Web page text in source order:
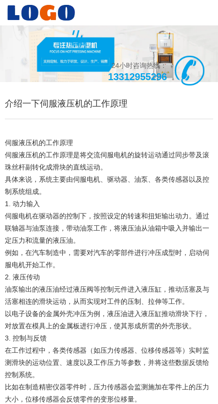
24小时咨询热线：
13312955296
介绍一下伺服液压机的工作原理
伺服液压机的工作原理
伺服液压机的工作原理是将交流伺服电机的旋转运动通过同步带及滚
珠丝杆副转化成滑块的直线运动。
具体来说，系统主要由伺服电机、驱动器、油泵、各类传感器以及控
制系统组成。
1. 动力输入
伺服电机在驱动器的控制下，按照设定的转速和扭矩输出动力。通过
联轴器与油泵连接，带动油泵工作，将液压油从油箱中吸入并输出一
定压力和流量的液压油。
例如，在汽车制造中，需要对汽车的零部件进行冲压成型时，启动伺
服电机开始工作。
2. 液压传动
油泵输出的液压油经过液压阀等控制元件进入液压缸，推动活塞及与
活塞相连的滑块运动，从而实现对工件的压制、拉伸等工作。
以电子设备的金属外壳冲压为例，液压油进入液压缸推动滑块下行，
对放置在模具上的金属板进行冲压，使其形成所需的外壳形状。
3. 控制与反馈
在工作过程中，各类传感器（如压力传感器、位移传感器等）实时监
测滑块的运动位置、速度以及工作压力等参数，并将这些数据反馈给
控制系统。
比如在制造精密仪器零件时，压力传感器会监测施加在零件上的压力
大小，位移传感器会反馈零件的变形位移量。